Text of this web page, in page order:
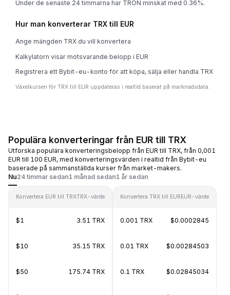
Under de senaste 24 timmarna har TRON minskat med 0.36%.
Hur man konverterar TRX till EUR
Ange mängden TRX du vill konvertera
Kalkylatorn visar motsvarande belopp i EUR
Registrera ett Bybit-eu-konto för att köpa, sälja eller handla TRX
Växelkursen för TRX till EUR uppdateras i realtid baserat på marknadsdata.
Populära konverteringar från EUR till TRX
Utforska populära konverteringsbelopp från EUR till TRX, från 0,001
EUR till 100 EUR, med konverteringsvärden i realtid från Bybit-eu
baserade på sammanställda kurser från market-makers.
Nu24 timmar sedan1 månad sedan1 år sedan
Konvertera EUR till TRXTRX-värde
$1 3.51 TRX
$10 35.15 TRX
$50 175.74 TRX
Konvertera TRX till EUREUR-värde
0.001 TRX $0.0002845
0.01 TRX $0.00284503
0.1 TRX $0.02845034